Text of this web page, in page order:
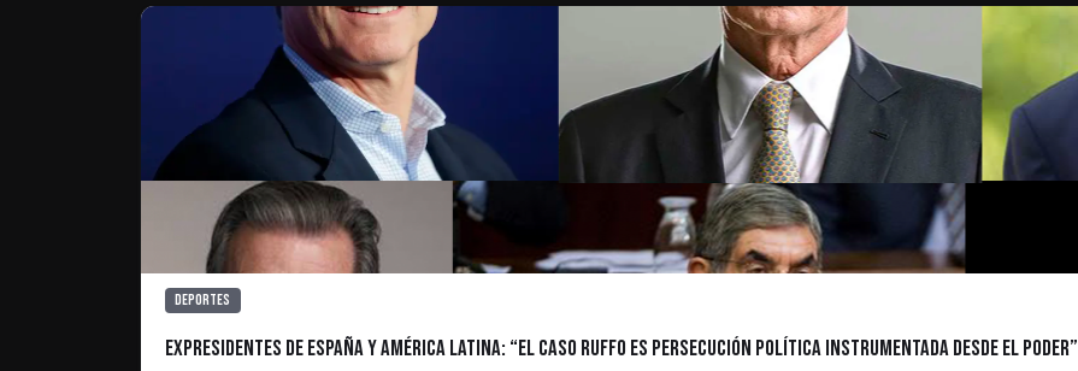
Deportes
Expresidentes de España y América Latina: “El caso Ruffo es persecución política instrumentada desde el poder”